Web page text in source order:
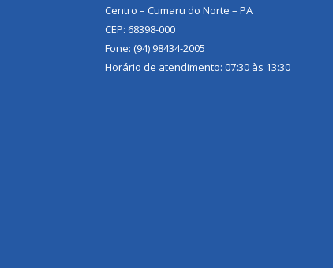
Centro – Cumaru do Norte – PA
CEP: 68398-000
Fone: (94) 98434-2005
Horário de atendimento: 07:30 às 13:30